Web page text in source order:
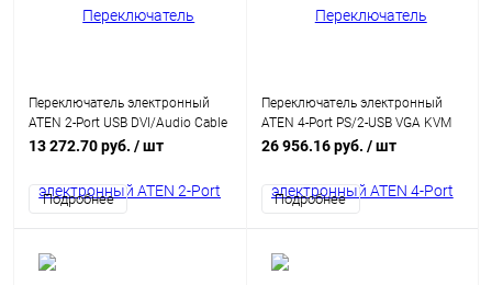
Переключатель электронный
ATEN 2-Port USB DVI/Audio Cable
KVM Switch with Remote Port
13 272.70 руб. / шт
Подробнее
Переключатель электронный
ATEN 4-Port PS/2-USB VGA KVM
Switch (CS84U-AT)
26 956.16 руб. / шт
Подробнее